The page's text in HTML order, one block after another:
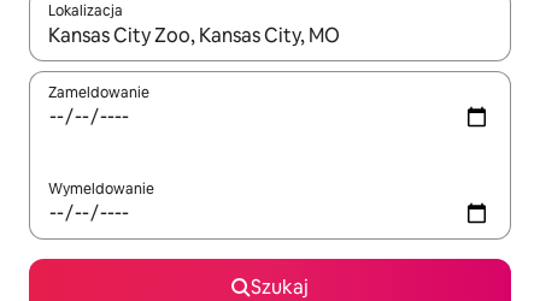
Lokalizacja
Gdy wyniki będą dostępne, możesz poruszać się po nich za
Zameldowanie
Wymeldowanie
Szukaj